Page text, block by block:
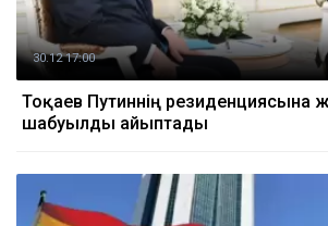
30.12 17:00
Тоқаев Путиннің резиденциясына
шабуылды айыптады